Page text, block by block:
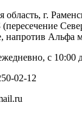
область, г.
напротив Альфа
с 10:00
02-12